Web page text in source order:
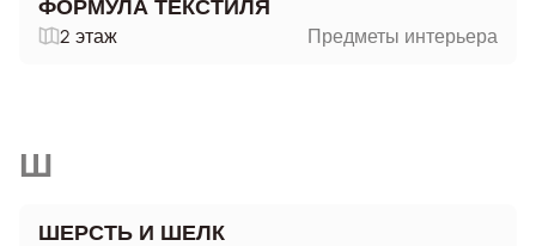
ФОРМУЛА ТЕКСТИЛЯ
2 этаж Предметы интерьера
Ш
ШЕРСТЬ И ШЕЛК